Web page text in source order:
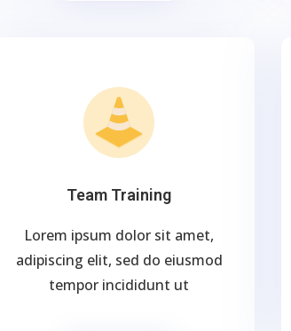
Team Training
Lorem ipsum dolor sit amet,
adipiscing elit, sed do eiusmod
tempor incididunt ut